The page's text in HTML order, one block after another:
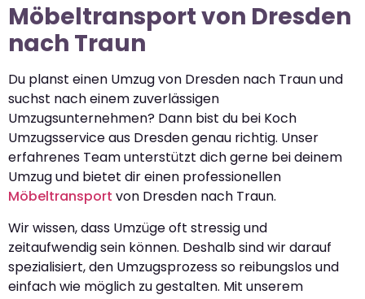
Möbeltransport von Dresden
nach Traun
Du planst einen Umzug von Dresden nach Traun und
suchst nach einem zuverlässigen
Umzugsunternehmen? Dann bist du bei Koch
Umzugsservice aus Dresden genau richtig. Unser
erfahrenes Team unterstützt dich gerne bei deinem
Umzug und bietet dir einen professionellen
Möbeltransport von Dresden nach Traun.
Wir wissen, dass Umzüge oft stressig und
zeitaufwendig sein können. Deshalb sind wir darauf
spezialisiert, den Umzugsprozess so reibungslos und
einfach wie möglich zu gestalten. Mit unserem